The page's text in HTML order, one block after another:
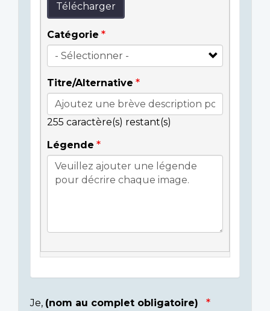
Télécharger
Catégorie
Titre/Alternative
255 caractère(s) restant(s)
Légende
Je, (nom au complet obligatoire)